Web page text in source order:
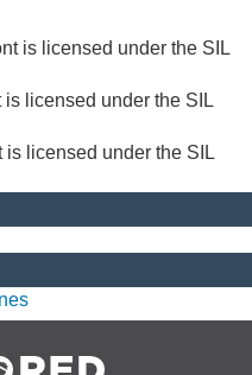
is licensed under the SIL
is licensed under the SIL
is licensed under the SIL